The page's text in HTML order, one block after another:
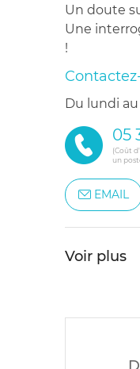
Un doute
Une
!
du lundi
05
(Coût
un
EMAIL
Voir plus